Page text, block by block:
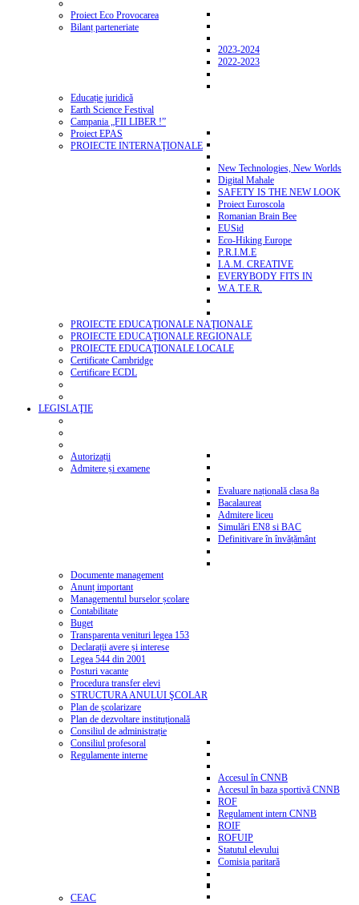
Proiect Eco Provocarea
Bilanț parteneriate
2023-2024
2022-2023
Educație juridică
Earth Science Festival
Campania „FII LIBER !”
Proiect EPAS
PROIECTE INTERNAŢIONALE
New Technologies, New Worlds
Digital Mahale
SAFETY IS THE NEW LOOK
Proiect Euroscola
Romanian Brain Bee
EUSid
Eco-Hiking Europe
P.R.I.M.E
I.A.M. CREATIVE
EVERYBODY FITS IN
W.A.T.E.R.
PROIECTE EDUCAŢIONALE NAŢIONALE
PROIECTE EDUCAŢIONALE REGIONALE
PROIECTE EDUCAŢIONALE LOCALE
Certificate Cambridge
Certificare ECDL
LEGISLAŢIE
Autorizații
Admitere și examene
Evaluare națională clasa 8a
Bacalaureat
Admitere liceu
Simulări EN8 si BAC
Definitivare în învățământ
Documente management
Anunț important
Managementul burselor școlare
Contabilitate
Buget
Transparenta venituri legea 153
Declarații avere și interese
Legea 544 din 2001
Posturi vacante
Procedura transfer elevi
STRUCTURA ANULUI ŞCOLAR
Plan de școlarizare
Plan de dezvoltare instituțională
Consiliul de administrație
Consiliul profesoral
Regulamente interne
Accesul în CNNB
Accesul în baza sportivă CNNB
ROF
Regulament intern CNNB
ROIF
ROFUIP
Statutul elevului
Comisia paritară
CEAC